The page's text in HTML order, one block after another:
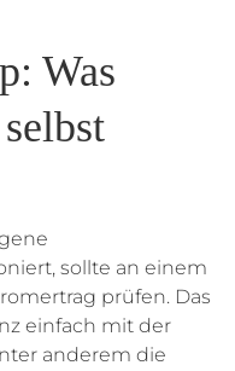
Was
sollte an einem
prüfen. Das
einfach mit der
anderem die